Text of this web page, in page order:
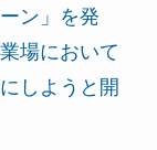
ン」を発
場において
しようと開